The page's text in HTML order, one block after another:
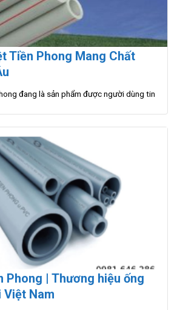
Tiền Phong Mang Chất
đang là sản phẩm được người dùng tin
Phong | Thương hiệu ống
Việt Nam